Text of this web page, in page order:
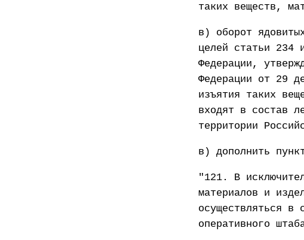
таких веществ,
в) оборот
целей статьи 234
Федерации,
Федерации от 29
изъятия таких
входят в состав
территории
в) дополнить
"121. В
материалов и
осуществляться в
оперативного